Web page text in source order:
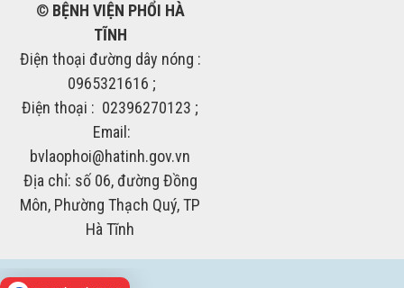
© BỆNH VIỆN PHỔI HÀ
TĨNH
Điện thoại đường dây nóng :
0965321616 ;
Điện thoại : 02396270123 ;
Email:
bvlaophoi@hatinh.gov.vn
Địa chỉ: số 06, đường Đồng
Môn, Phường Thạch Quý, TP
Hà Tĩnh